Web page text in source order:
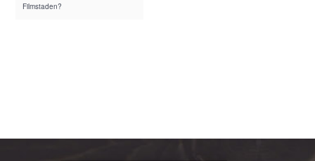
Filmstaden?